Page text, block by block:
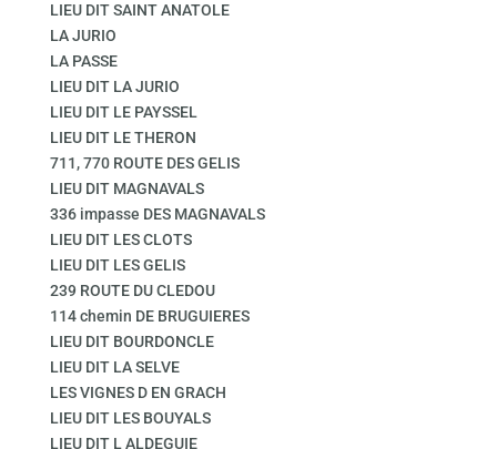
LIEU DIT SAINT ANATOLE
LA JURIO
LA PASSE
LIEU DIT LA JURIO
LIEU DIT LE PAYSSEL
LIEU DIT LE THERON
711, 770 ROUTE DES GELIS
LIEU DIT MAGNAVALS
336 impasse DES MAGNAVALS
LIEU DIT LES CLOTS
LIEU DIT LES GELIS
239 ROUTE DU CLEDOU
114 chemin DE BRUGUIERES
LIEU DIT BOURDONCLE
LIEU DIT LA SELVE
LES VIGNES D EN GRACH
LIEU DIT LES BOUYALS
LIEU DIT L ALDEGUIE